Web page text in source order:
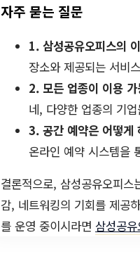
자주 묻는 질문
1. 삼성공유오피스의
장소와 제공되는 서비
2. 모든 업종이 이용 가
네, 다양한 업종의 기
3. 공간 예약은 어떻게
온라인 예약 시스템을
결론적으로, 삼성공유오피
감, 네트워킹의 기회를 제공
를 운영 중이시라면 삼성공